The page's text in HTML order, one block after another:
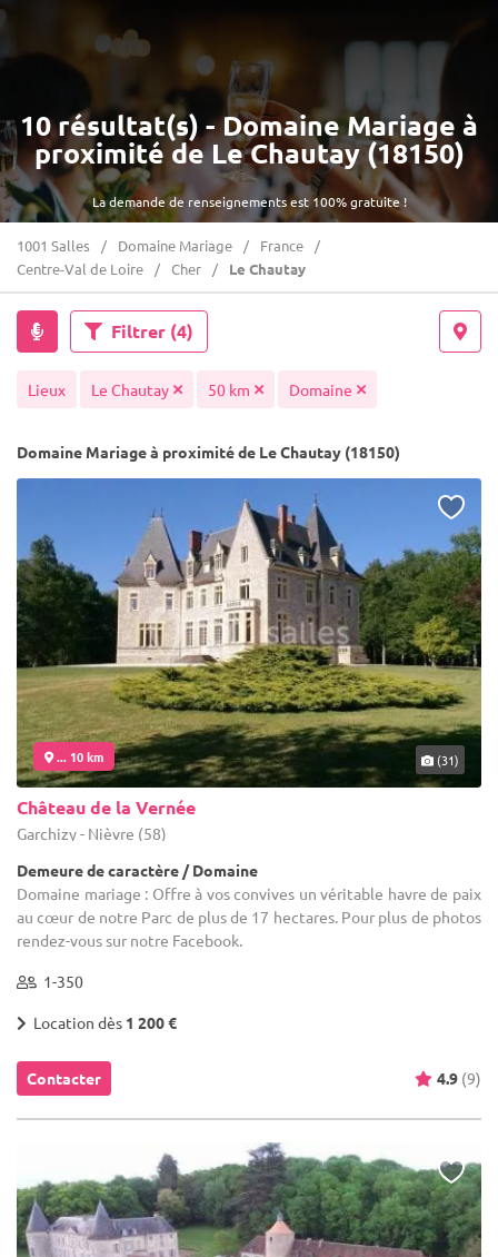
La demande de renseignements est 100% gratuite !
10 résultat(s) - Domaine Mariage à
proximité de Le Chautay (18150)
1001 Salles Domaine Mariage
France
Centre-Val de Loire
Cher Le Chautay
Filtrer (4)
Lieux Le Chautay 50 km Domaine
Domaine Mariage à proximité de Le Chautay (18150)
... 10 km (31)
Château de la Vernée
Garchizy - Nièvre (58)
Demeure de caractère / Domaine
Domaine mariage : Offre à vos convives un véritable havre de paix
au cœur de notre Parc de plus de 17 hectares. Pour plus de photos
rendez-vous sur notre Facebook.
1-350
Location dès 1 200 €
Contacter 4.9 (9)